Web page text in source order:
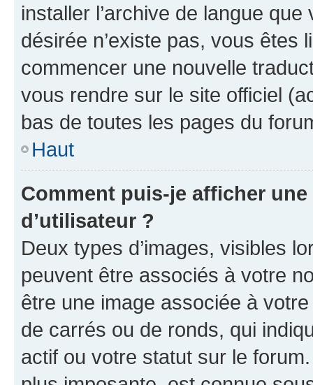
installer l’archive de langue
désirée n’existe pas, vous êtes
commencer une nouvelle
vous rendre sur le site officiel
bas de toutes les pages du
Haut
Comment puis-je afficher
d’utilisateur ?
Deux types d’images, visibles
peuvent être associés à votre
être une image associée à
de carrés ou de ronds, qui
actif ou votre statut sur le